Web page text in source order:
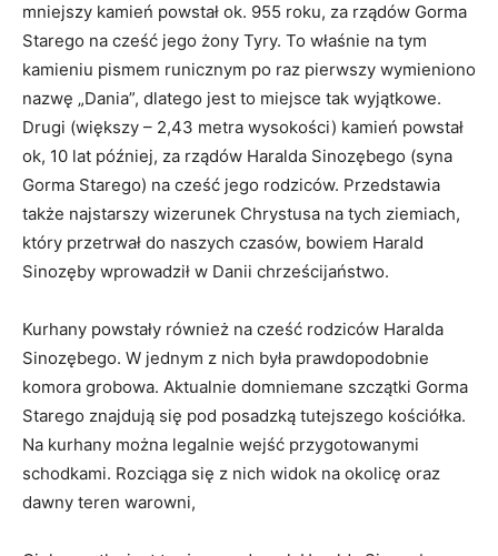
mniejszy kamień powstał ok. 955 roku, za rządów Gorma
Starego na cześć jego żony Tyry. To właśnie na tym
kamieniu pismem runicznym po raz pierwszy wymieniono
nazwę „Dania”, dlatego jest to miejsce tak wyjątkowe.
Drugi (większy – 2,43 metra wysokości) kamień powstał
ok, 10 lat później, za rządów Haralda Sinozębego (syna
Gorma Starego) na cześć jego rodziców. Przedstawia
także najstarszy wizerunek Chrystusa na tych ziemiach,
który przetrwał do naszych czasów, bowiem Harald
Sinozęby wprowadził w Danii chrześcijaństwo.
Kurhany powstały również na cześć rodziców Haralda
Sinozębego. W jednym z nich była prawdopodobnie
komora grobowa. Aktualnie domniemane szczątki Gorma
Starego znajdują się pod posadzką tutejszego kościółka.
Na kurhany można legalnie wejść przygotowanymi
schodkami. Rozciąga się z nich widok na okolicę oraz
dawny teren warowni,